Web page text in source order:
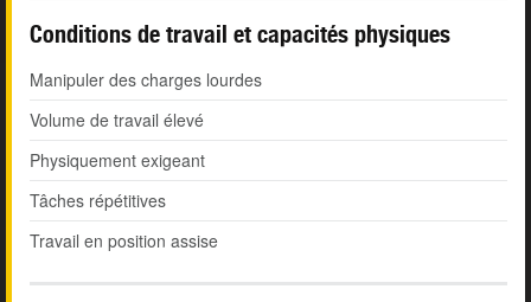
Conditions de travail et capacités physiques
Manipuler des charges lourdes
Volume de travail élevé
Physiquement exigeant
Tâches répétitives
Travail en position assise